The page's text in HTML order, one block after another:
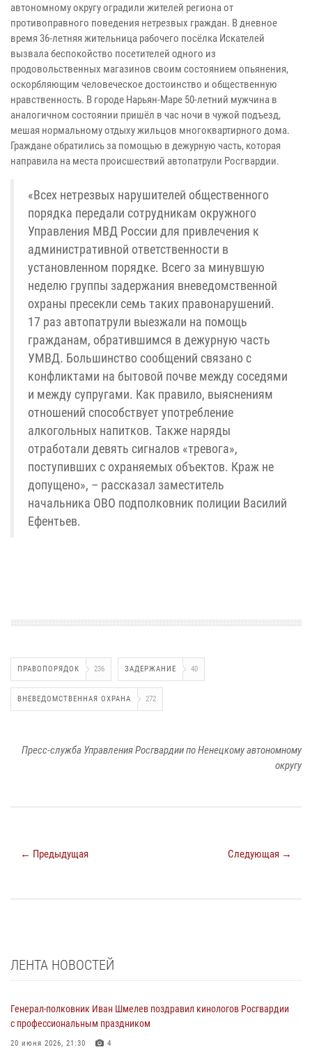
автономному округу оградили жителей региона от
противоправного поведения нетрезвых граждан. В дневное
время 36-летняя жительница рабочего посёлка Искателей
вызвала беспокойство посетителей одного из
продовольственных магазинов своим состоянием опьянения,
оскорбляющим человеческое достоинство и общественную
нравственность. В городе Нарьян-Маре 50-летний мужчина в
аналогичном состоянии пришёл в час ночи в чужой подъезд,
мешая нормальному отдыху жильцов многоквартирного дома.
Граждане обратились за помощью в дежурную часть, которая
направила на места происшествий автопатрули Росгвардии.
«Всех нетрезвых нарушителей общественного
порядка передали сотрудникам окружного
Управления МВД России для привлечения к
административной ответственности в
установленном порядке. Всего за минувшую
неделю группы задержания вневедомственной
охраны пресекли семь таких правонарушений.
17 раз автопатрули выезжали на помощь
гражданам, обратившимся в дежурную часть
УМВД. Большинство сообщений связано с
конфликтами на бытовой почве между соседями
и между супругами. Как правило, выяснениям
отношений способствует употребление
алкогольных напитков. Также наряды
отработали девять сигналов «тревога»,
поступивших с охраняемых объектов. Краж не
допущено», – рассказал заместитель
начальника ОВО подполковник полиции Василий
Ефентьев.
ПРАВОПОРЯДОК 236 ЗАДЕРЖАНИЕ 40
ВНЕВЕДОМСТВЕННАЯ ОХРАНА 272
Пресс-служба Управления Росгвардии по Ненецкому автономному
округу
← Предыдущая Следующая →
ЛЕНТА НОВОСТЕЙ
Генерал-полковник Иван Шмелев поздравил кинологов Росгвардии
с профессиональным праздником
20 июня 2026, 21:30 4